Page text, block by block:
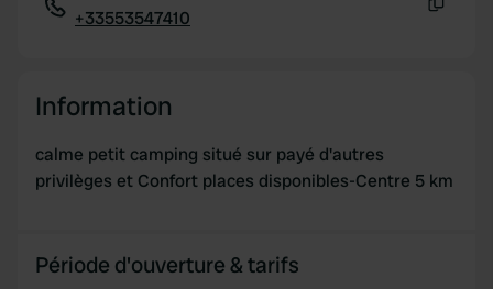
+33553547410
Information
calme petit camping situé sur payé d'autres
privilèges et Confort places disponibles-Centre 5 km
Période d'ouverture & tarifs